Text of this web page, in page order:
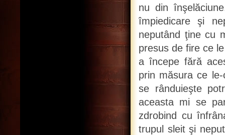
nu din
împiedicare şi
neputând ţine cu
presus de fire ce
a începe fără
prin măsura ce
se rânduieşte
aceasta mi se
zdrobind cu
trupul sleit şi